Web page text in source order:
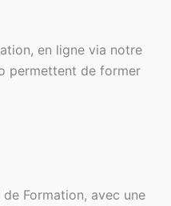
en ligne via notre
permettent de former
Formation, avec une